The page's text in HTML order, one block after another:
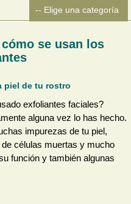
se usan los
piel de tu rostro
exfoliantes faciales?
alguna vez lo has hecho.
impurezas de tu piel,
células muertas y mucho
función y también algunas